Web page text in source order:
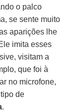
o palco
se sente muito
aparições lhe
imita esses
visitam a
que foi à
no microfone,
de
.